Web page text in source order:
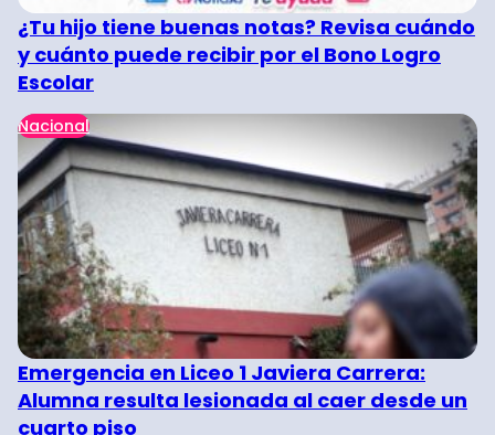
¿Tu hijo tiene buenas notas? Revisa cuándo
y cuánto puede recibir por el Bono Logro
Escolar
Nacional
Emergencia en Liceo 1 Javiera Carrera:
Alumna resulta lesionada al caer desde un
cuarto piso